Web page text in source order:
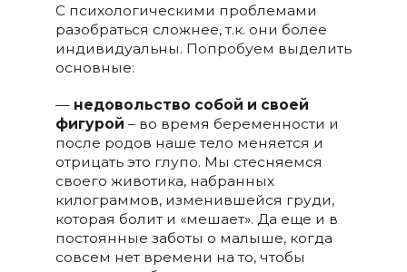
С психологическими проблемами
разобраться сложнее, т.к. они более
индивидуальны. Попробуем выделить
основные:
— недовольство собой и своей
фигурой – во время беременности и
после родов наше тело меняется и
отрицать это глупо. Мы стесняемся
своего животика, набранных
килограммов, изменившейся груди,
которая болит и «мешает». Да еще и в
постоянные заботы о малыше, когда
совсем нет времени на то, чтобы